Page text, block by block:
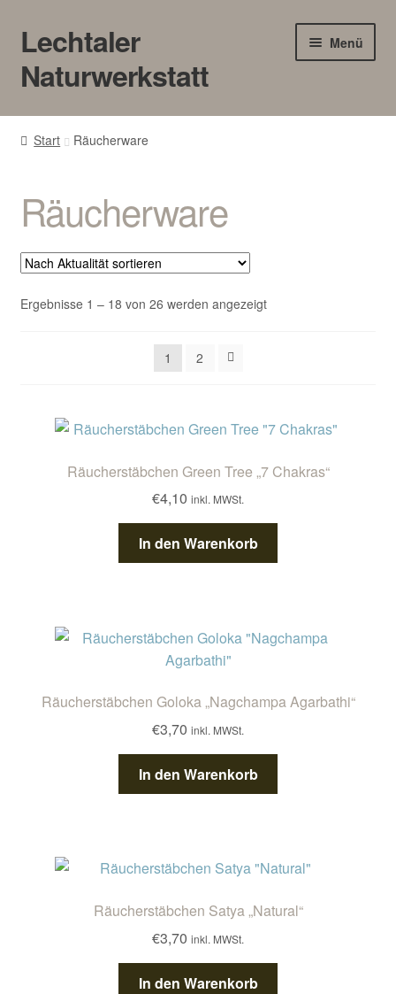
Zur
Navigation
springen
Zum
Inhalt
springen
Lechtaler
Naturwerkstatt
Menü
HOME
Touren/Workshops
Märkte
Gewerbe
Start Räucherware
Räucherware
Ergebnisse 1 – 18 von 26 werden angezeigtNach
1
2
Räucherstäbchen Green Tree „7 Chakras“
€4,10 inkl. MWSt.
In den Warenkorb
Räucherstäbchen Goloka „Nagchampa Agarbathi“
€3,70 inkl. MWSt.
In den Warenkorb
Räucherstäbchen Satya „Natural“
€3,70 inkl. MWSt.
In den Warenkorb